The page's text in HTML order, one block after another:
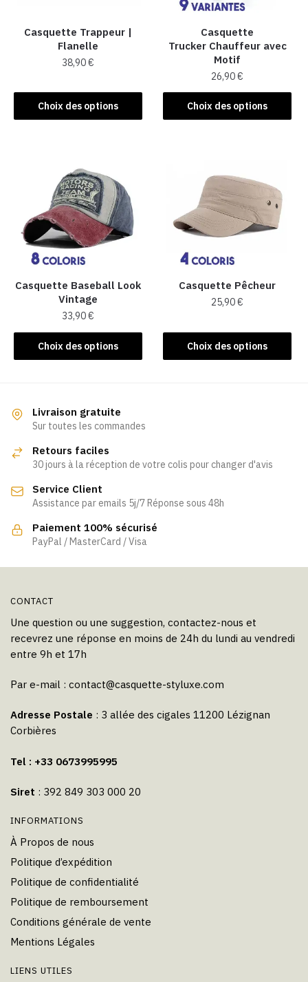
Casquette Trappeur |
Flanelle
38,90€
Choix des options
produit
a
Les
options
peuvent
être
choisies
page
du
produit
Casquette
Trucker Chauffeur avec
Motif
26,90€
Choix des options
Ce
produit
Les
options
peuvent
être
sur
la
page
produit
Casquette Baseball Look
Vintage
33,90€
Choix des options
Ce
produit
variations.
Les
peuvent
choisies
sur
la
page
Casquette Pêcheur
25,90€
Choix des options
produit
a
être
Livraison gratuite
Sur toutes les commandes
Retours faciles
30 jours à la réception de votre colis pour changer d'avis
Service Client
Assistance par emails 5j/7 Réponse sous 48h
Paiement 100% sécurisé
PayPal / MasterCard / Visa
CONTACT
Une question ou une suggestion, contactez-nous et
recevrez une réponse en moins de 24h du lundi au vendredi
entre 9h et 17h
Par e-mail : contact@casquette-styluxe.com
Adresse Postale : 3 allée des cigales 11200 Lézignan
Corbières
Tel : +33 0673995995
Siret : 392 849 303 000 20
INFORMATIONS
À Propos de nous
Politique d’expédition
Politique de confidentialité
Politique de remboursement
Conditions générale de vente
Mentions Légales
LIENS UTILES